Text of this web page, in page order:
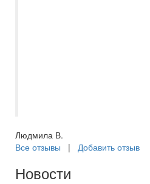
Людмила В.
Все отзывы | Добавить отзыв
Новости